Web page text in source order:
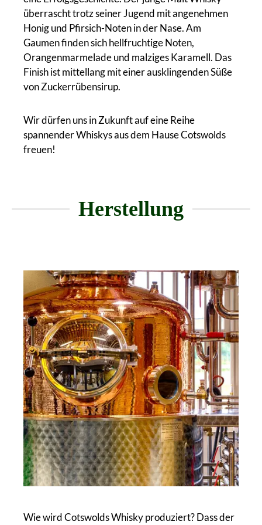
überrascht trotz seiner Jugend mit angenehmen
Honig und Pfirsich-Noten in der Nase. Am
Gaumen finden sich hellfruchtige Noten,
Orangenmarmelade und malziges Karamell. Das
Finish ist mittellang mit einer ausklingenden Süße
von Zuckerrübensirup.
Wir dürfen uns in Zukunft auf eine Reihe
spannender Whiskys aus dem Hause Cotswolds
freuen!
Herstellung
Wie wird Cotswolds Whisky produziert? Dass der